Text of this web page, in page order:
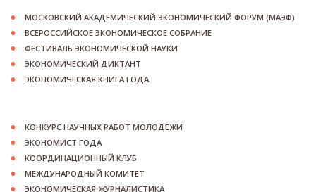
МОСКОВСКИЙ АКАДЕМИЧЕСКИЙ ЭКОНОМИЧЕСКИЙ ФОРУМ (МАЭФ)
ВСЕРОССИЙСКОЕ ЭКОНОМИЧЕСКОЕ СОБРАНИЕ
ФЕСТИВАЛЬ ЭКОНОМИЧЕСКОЙ НАУКИ
ЭКОНОМИЧЕСКИЙ ДИКТАНТ
ЭКОНОМИЧЕСКАЯ КНИГА ГОДА
КОНКУРС НАУЧНЫХ РАБОТ МОЛОДЕЖИ
ЭКОНОМИСТ ГОДА
КООРДИНАЦИОННЫЙ КЛУБ
МЕЖДУНАРОДНЫЙ КОМИТЕТ
ЭКОНОМИЧЕСКАЯ ЖУРНАЛИСТИКА